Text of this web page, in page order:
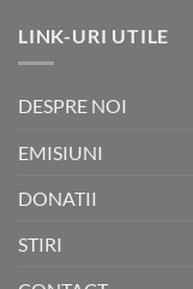
LINK-URI UTILE
DESPRE NOI
EMISIUNI
DONATII
STIRI